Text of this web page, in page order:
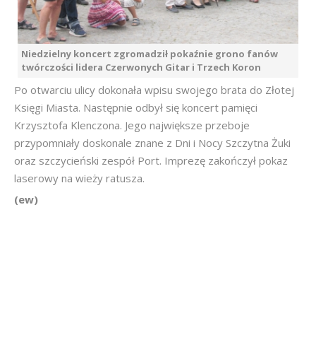
Niedzielny koncert zgromadził pokaźnie grono fanów
twórczości lidera Czerwonych Gitar i Trzech Koron
Po otwarciu ulicy dokonała wpisu swojego brata do Złotej
Księgi Miasta. Następnie odbył się koncert pamięci
Krzysztofa Klenczona. Jego największe przeboje
przypomniały doskonale znane z Dni i Nocy Szczytna Żuki
oraz szczycieński zespół Port. Imprezę zakończył pokaz
laserowy na wieży ratusza.
(ew)